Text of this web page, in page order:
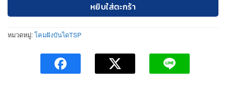
หยิบใส่ตะกร้า
หมวดหมู่: โคมฝังบันไดTSP